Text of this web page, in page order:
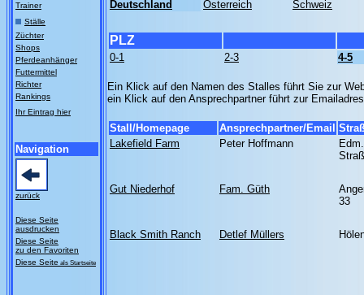
Trainer
Ställe
Züchter
Shops
Pferdeanhänger
Futtermittel
Richter
Rankings
Ihr Eintrag hier
Navigation
zurück
Diese Seite
ausdrucken
Diese Seite
zu den Favoriten
Diese Seite als Startseite
Deutschland Österreich Schweiz
PLZ
0-1 2-3 4-5
Ein Klick auf den Namen des Stalles führt Sie zur
ein Klick auf den Ansprechpartner führt zur
Stall/Homepage Ansprechpartner/Email
Lakefield Farm
Peter Hoffmann
Gut Niederhof Fam. Güth
33
Black Smith Ranch Detlef Müllers